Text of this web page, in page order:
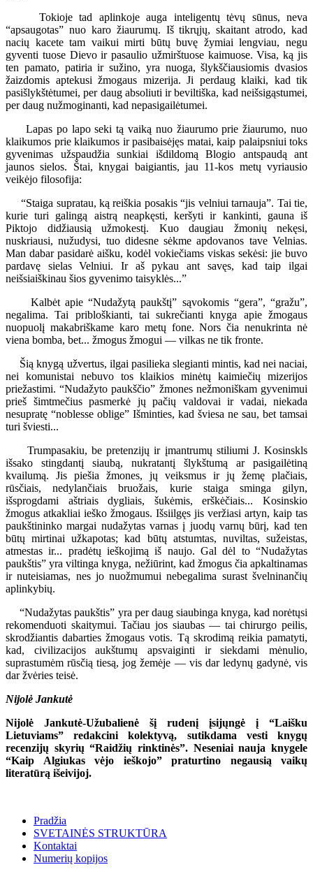
Tokioje tad aplinkoje auga inteligentų tėvų sūnus, neva
“apsaugotas” nuo karo žiaurumų. Iš tikrųjų, skaitant atrodo, kad
nacių kacete tam vaikui mirti būtų buvę žymiai lengviau, negu
gyventi tuose Dievo ir pasaulio užmirštuose kaimuose. Visa, ką jis
ten pamato, patiria ir sužino, yra nuoga, šlykščiausiomis dvasios
žaizdomis aptekusi žmogaus mizerija. Ji perdaug klaiki, kad tik
pasišlykštėtumei, per daug absoliuti ir beviltiška, kad neišsigąstumei,
per daug nužmoginanti, kad nepasigailėtumei.
Lapas po lapo seki tą vaiką nuo žiaurumo prie žiaurumo, nuo
klaikumos prie klaikumos ir pasibaisėjęs matai, kaip palaipsniui toks
gyvenimas užspaudžia sunkiai išdildomą Blogio antspaudą ant
jaunos sielos. Štai, knygai baigiantis, jau 11-kos metų vyriausio
veikėjo filosofija:
“Staiga supratau, ką reiškia posakis “jis velniui tarnauja”. Tai tie,
kurie turi galingą aistrą neapkęsti, keršyti ir kankinti, gauna iš
Piktojo didžiausią užmokestį. Kuo daugiau žmonių nekęsi,
nuskriausi, nužudysi, tuo didesne sėkme apdovanos tave Velnias.
Man dabar pasidarė aišku, kodėl vokiečiams viskas sekėsi: jie buvo
pardavę sielas Velniui. Ir aš pykau ant savęs, kad taip ilgai
neišsiaiškinau šios gyvenimo taisyklės...”
Kalbėt apie “Nudažytą paukštį” sąvokomis “gera”, “gražu”,
negalima. Tai pribloškianti, tai sukrečianti knyga apie žmogaus
nuopuolį makabriškame karo metų fone. Nors čia nenukrinta nė
viena bomba, bet... žmogus žmogui — vilkas ne tik fronte.
Šią knygą užvertus, ilgai pasilieka slegianti mintis, kad nei naciai,
nei komunistai nebuvo tos klaikios minėtų kaimiečių mizerijos
priežastimi. “Nudažyto paukščio” žmones nežmoniškam gyvenimui
prieš šimtmečius pasmerkė jų pačių valdovai ir vadai, niekada
nesupratę “noblesse oblige” Išminties, kad šviesa ne sau, bet tamsai
turi šviesti...
Trumpasakiu, be pretenzijų ir įmantrumų stiliumi J. Kosinskls
išsako stingdantį siaubą, nukratantį šlykštumą ar pasigailėtiną
kvailumą. Jis piešia žmones, jų veiksmus ir jų žemę plačiais,
rūsčiais, nedylančiais bruožais, kurie staiga sminga gilyn,
išsprogdami aštriais dygliais, šukėmis, erškėčiais... Kosinskio
žmogus atkakliai ieško žmogaus. Išsiilgęs jis veržiasi artyn, kaip tas
paukštininko margai nudažytas varnas į juodų varnų būrį, kad ten
būtų mirtinai užkapotas; kad būtų atstumtas, nuviltas, sužeistas,
atmestas ir... pradėtų ieškojimą iš naujo. Gal dėl to “Nudažytas
paukštis” yra viltinga knyga, nežiūrint, kad žmogus čia apkaltinamas
ir nuteisiamas, nes jo nuožmumui nebegalima surast švelninančių
aplinkybių.
“Nudažytas paukštis” yra per daug siaubinga knyga, kad norėtųsi
rekomenduoti skaitymui. Tačiau jos siaubas — tai chirurgo peilis,
skrodžiantis dabarties žmogaus votis. Tą skrodimą reikia pamatyti,
kad, civilizacijos aukštumų apsvaiginti ir siekdami mėnulio,
suprastumėm rūsčią tiesą, jog žemėje — vis dar ledynų gadynė, vis
dar žvėries teisė.
Nijolė Jankutė
Nijolė Jankutė-Užubalienė šį rudenį įsijųngė į “Laišku
Lietuviams” redakcini kolektyvą, sutikdama vesti knygų
recenzijų skyrių “Raidžių rinktinės”. Neseniai nauja knygele
“Kaip Algiukas vėjo ieškojo” praturtino negausią vaikų
literatūrą išeivijoj.
Pradžia
SVETAINĖS STRUKTŪRA
Kontaktai
Numerių kopijos